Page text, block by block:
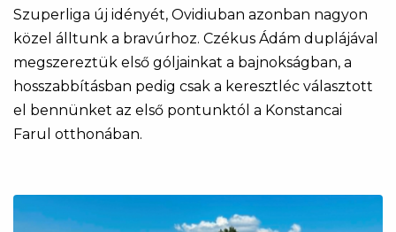
Szuperliga új idényét, Ovidiuban azonban nagyon
közel álltunk a bravúrhoz. Czékus Ádám duplájával
megszereztük első góljainkat a bajnokságban, a
hosszabbításban pedig csak a keresztléc választott
el bennünket az első pontunktól a Konstancai
Farul otthonában.